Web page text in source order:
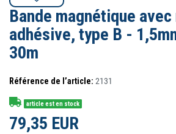
Bande magnétique
adhésive, type B -
30m
Référence de l’article: 2131
article est en stock
79,35 EUR